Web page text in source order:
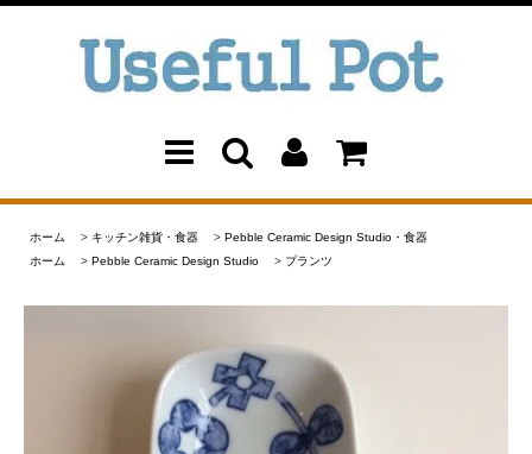
ホーム > キッチン雑貨・食器 > Pebble Ceramic Design Studio・食器
ホーム
> Pebble Ceramic Design Studio > プランツ